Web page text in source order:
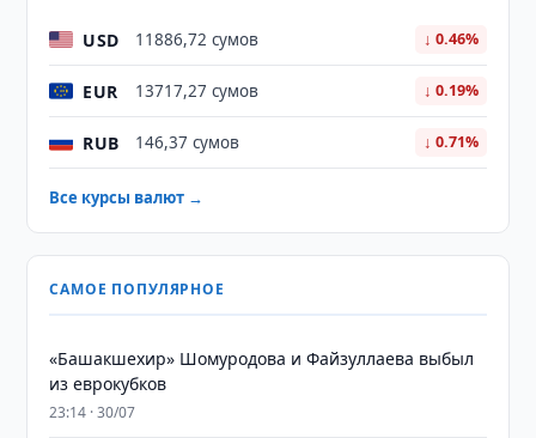
USD 11886,72 сумов ↓ 0.46%
EUR 13717,27 сумов ↓ 0.19%
RUB 146,37 сумов ↓ 0.71%
Все курсы валют →
САМОЕ ПОПУЛЯРНОЕ
«Башакшехир» Шомуродова и Файзуллаева выбыл
из еврокубков
23:14 · 30/07